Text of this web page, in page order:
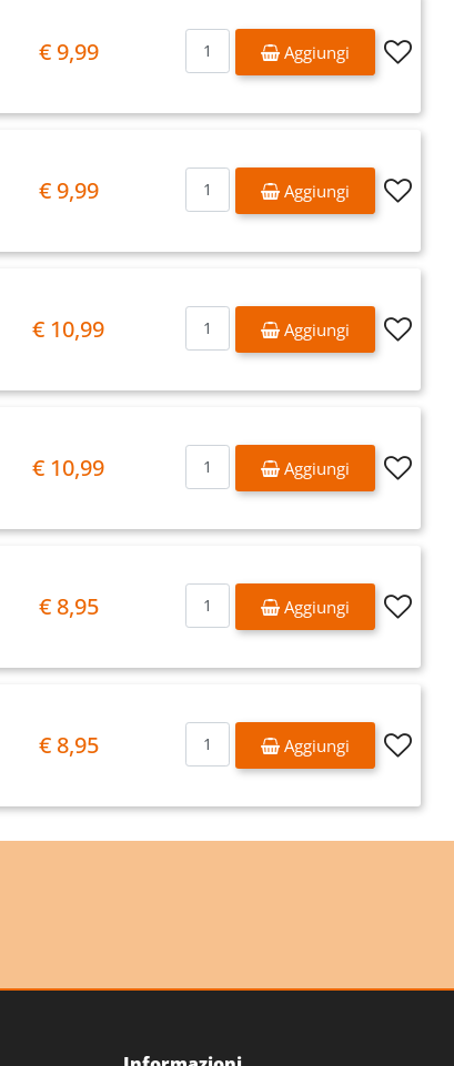
€ 9,99 QuantitàAggiungi
€ 9,99 QuantitàAggiungi
€ 10,99 QuantitàAggiungi
€ 10,99 QuantitàAggiungi
€ 8,95 QuantitàAggiungi
€ 8,95 QuantitàAggiungi